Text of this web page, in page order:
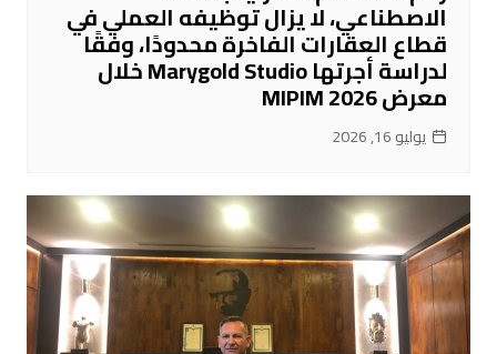
الاصطناعي، لا يزال توظيفه العملي في
قطاع العقارات الفاخرة محدودًا، وفقًا
لدراسة أجرتها Marygold Studio خلال
معرض MIPIM 2026
يوليو 16, 2026